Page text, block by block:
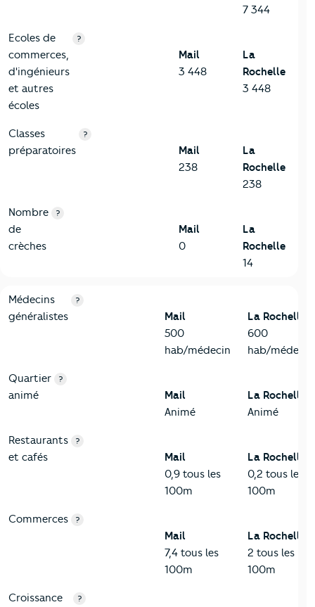
7 344
Ecoles de
commerces,
d'ingénieurs
et autres
écoles
?
Mail
3 448
La
Rochelle
3 448
Classes
préparatoires
?
Mail
238
La
Rochelle
238
Nombre
de
crèches
?
Mail
0
La
Rochelle
14
5-Commerces
Critères Mail
Médecins
généralistes
?
Mail
500
hab/médecin
La Rochelle
600
hab/médecin
Quartier
animé
?
Mail
Animé
La Rochelle
Animé
Restaurants
et cafés
?
Mail
0,9 tous les
100m
La Rochelle
0,2 tous les
100m
Commerces ?
Mail
7,4 tous les
100m
La Rochelle
2 tous les
100m
Croissance
?